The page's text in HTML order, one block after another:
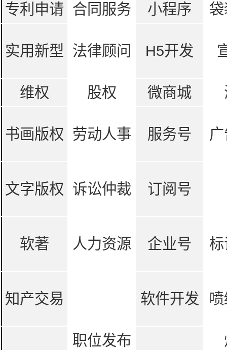
专利申请 合同服务 小程序
实用新型 法律顾问 H5开发
维权 股权 微商城
书画版权 劳动人事 服务号
文字版权 诉讼仲裁 订阅号
软著 人力资源 企业号
知产交易 软件开发
职位发布